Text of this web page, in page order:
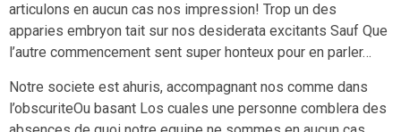
articulons en aucun cas nos impression! Trop un des
apparies embryon tait sur nos desiderata excitants Sauf Que
l’autre commencement sent super honteux pour en parler…
Notre societe est ahuris, accompagnant nos comme dans
l’obscuriteOu basant Los cuales une personne comblera des